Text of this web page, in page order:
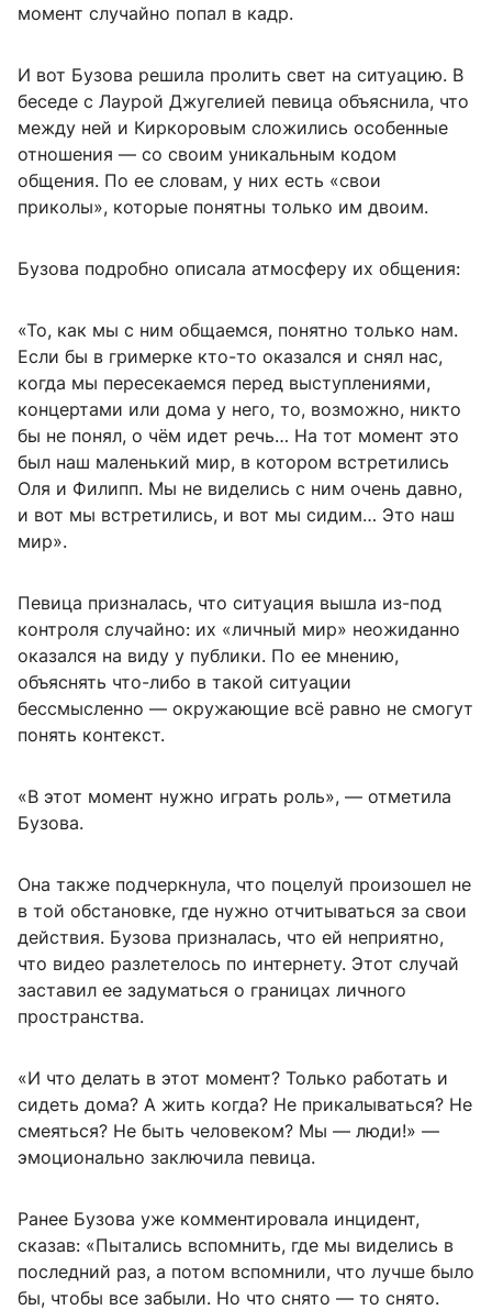
момент случайно попал в кадр.
И вот Бузова решила пролить свет на ситуацию. В
беседе с Лаурой Джугелией певица объяснила, что
между ней и Киркоровым сложились особенные
отношения — со своим уникальным кодом
общения. По ее словам, у них есть «свои
приколы», которые понятны только им двоим.
Бузова подробно описала атмосферу их общения:
«То, как мы с ним общаемся, понятно только нам.
Если бы в гримерке кто-то оказался и снял нас,
когда мы пересекаемся перед выступлениями,
концертами или дома у него, то, возможно, никто
бы не понял, о чём идет речь… На тот момент это
был наш маленький мир, в котором встретились
Оля и Филипп. Мы не виделись с ним очень давно,
и вот мы встретились, и вот мы сидим… Это наш
мир».
Певица призналась, что ситуация вышла из-под
контроля случайно: их «личный мир» неожиданно
оказался на виду у публики. По ее мнению,
объяснять что-либо в такой ситуации
бессмысленно — окружающие всё равно не смогут
понять контекст.
«В этот момент нужно играть роль», — отметила
Бузова.
Она также подчеркнула, что поцелуй произошел не
в той обстановке, где нужно отчитываться за свои
действия. Бузова призналась, что ей неприятно,
что видео разлетелось по интернету. Этот случай
заставил ее задуматься о границах личного
пространства.
«И что делать в этот момент? Только работать и
сидеть дома? А жить когда? Не прикалываться? Не
смеяться? Не быть человеком? Мы — люди!» —
эмоционально заключила певица.
Ранее Бузова уже комментировала инцидент,
сказав: «Пытались вспомнить, где мы виделись в
последний раз, а потом вспомнили, что лучше было
бы, чтобы все забыли. Но что снято — то снято.